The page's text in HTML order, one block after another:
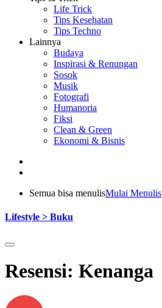
Life Trick
Tips Kesehatan
Tips Techno
Lainnya
Budaya
Inspirasi & Renungan
Sosok
Musik
Fotografi
Humanoria
Fiksi
Clean & Green
Ekonomi & Bisnis
Semua bisa menulisMulai Menulis
Lifestyle > Buku
Resensi: Kenanga